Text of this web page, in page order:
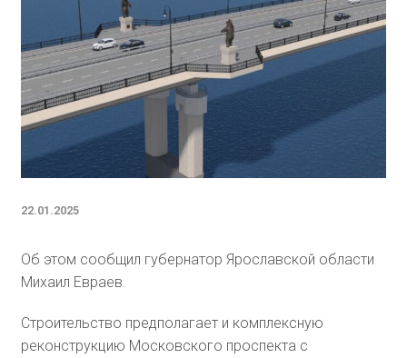
22.01.2025
Об этом сообщил губернатор Ярославской области
Михаил Евраев.
Строительство предполагает и комплексную
реконструкцию Московского проспекта с